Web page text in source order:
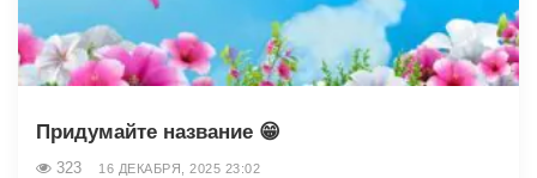
Придумайте название 😁
323 16 ДЕКАБРЯ, 2025 23:02